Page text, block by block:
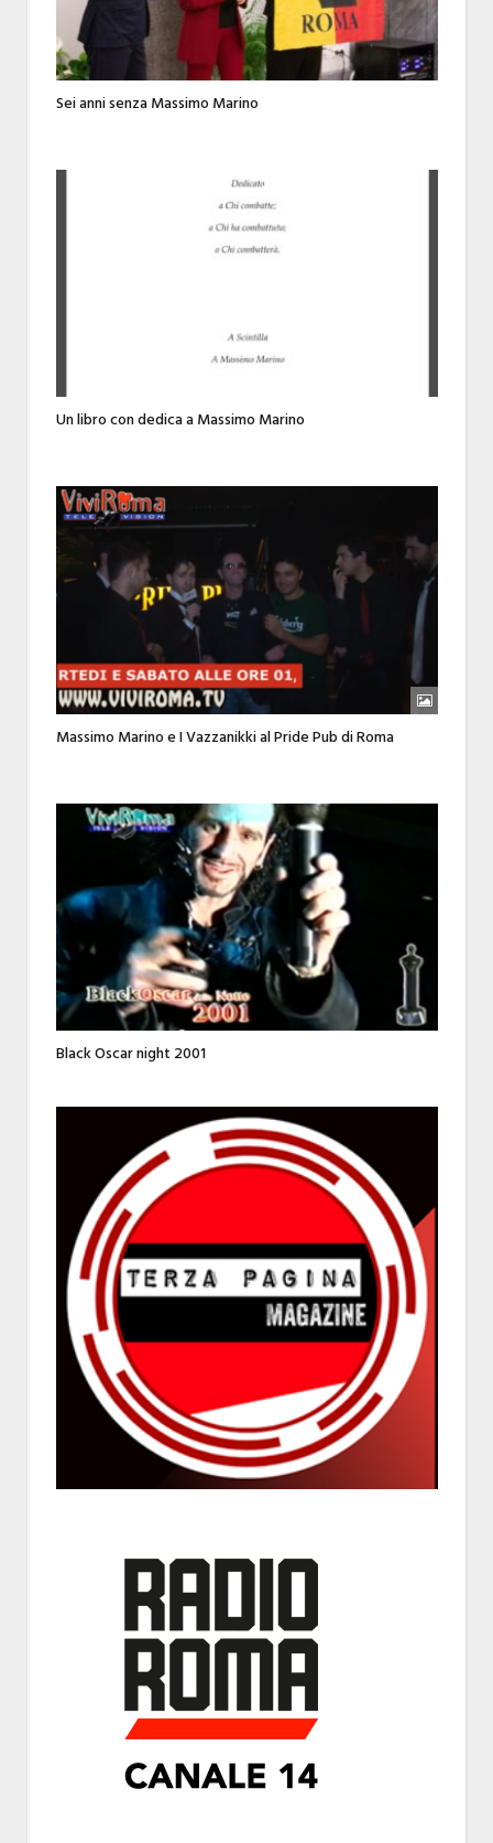
Sei anni senza Massimo Marino
Un libro con dedica a Massimo Marino
Massimo Marino e I Vazzanikki al Pride Pub di Roma
Black Oscar night 2001